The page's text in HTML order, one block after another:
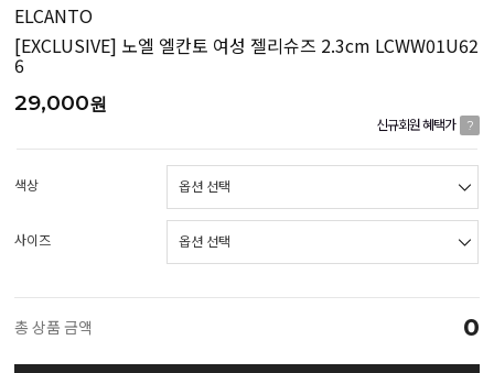
ELCANTO
[EXCLUSIVE] 노엘 엘칸토 여성 젤리슈즈 2.3cm LCWW01U62
6
29,000원
신규회원 혜택가 ?
색상
사이즈
총 상품 금액 0